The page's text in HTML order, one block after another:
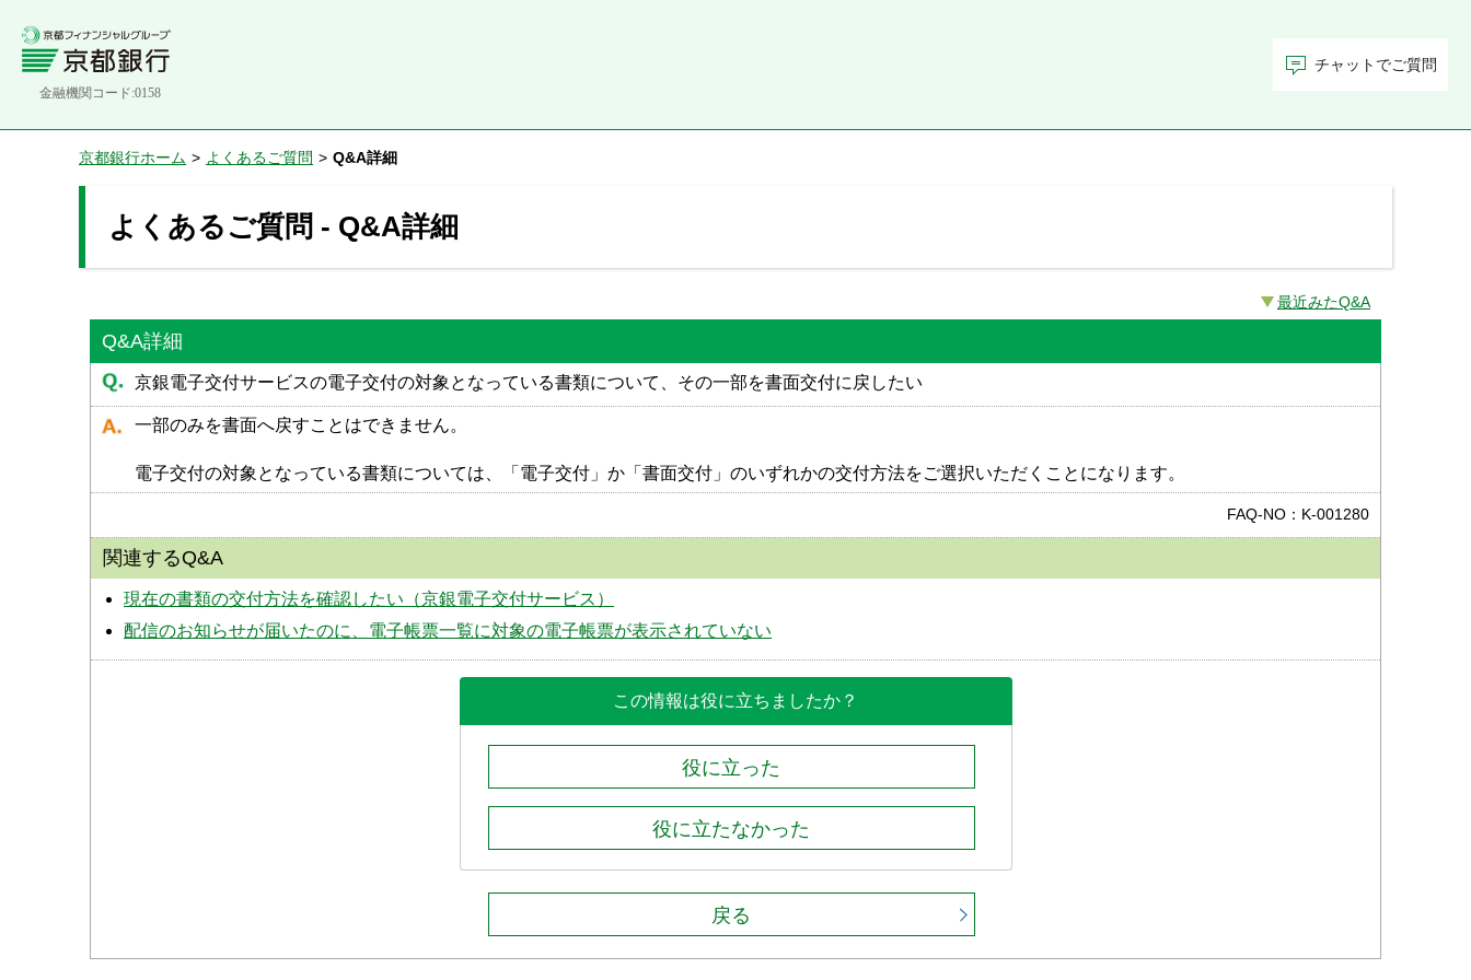
金融機関コード:0158
チャットでご質問
京都銀行ホーム > よくあるご質問 > Q&A詳細
よくあるご質問 - Q&A詳細
最近みたQ&A
Q&A詳細
京銀電子交付サービスの電子交付の対象となっている書類について、その一部を書面交付に戻したい
一部のみを書面へ戻すことはできません。
電子交付の対象となっている書類については、「電子交付」か「書面交付」のいずれかの交付方法をご選択いただくことになります。
FAQ-NO：K-001280
関連するQ&A
現在の書類の交付方法を確認したい（京銀電子交付サービス）
配信のお知らせが届いたのに、電子帳票一覧に対象の電子帳票が表示されていない
この情報は役に立ちましたか？
役に立った
役に立たなかった
戻る